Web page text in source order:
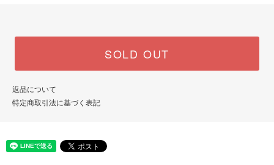
SOLD OUT
返品について
特定商取引法に基づく表記